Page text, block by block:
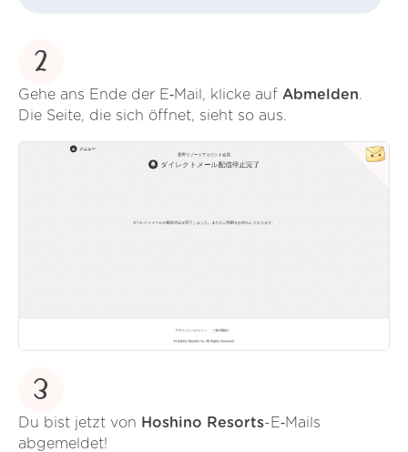
2
Gehe ans Ende der E‑Mail, klicke auf Abmelden.
Die Seite, die sich öffnet, sieht so aus.
3
Du bist jetzt von Hoshino Resorts-E‑Mails
abgemeldet!